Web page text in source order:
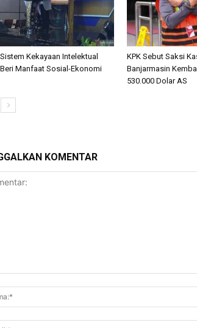
Kekayaan Intelektual
Manfaat Sosial-Ekonomi
KPK Sebut Saksi
Banjarmasin
530.000 Dolar AS
KOMENTAR